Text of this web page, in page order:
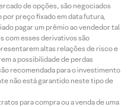
de opções, são negociados
por preço fixado em data futura,
pagar um prêmio ao vendedor tal
com esses derivativos são
altas relações de risco e
a possibilidade de perdas
recomendada para o investimento
não está garantido neste tipo de
para compra ou a venda de uma